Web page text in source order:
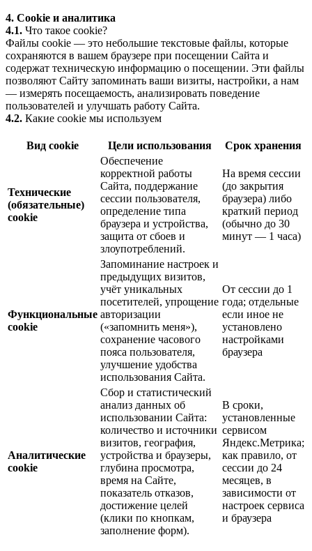
4. Cookie и аналитика
4.1. Что такое cookie?
Файлы cookie — это небольшие текстовые файлы, которые
сохраняются в вашем браузере при посещении Сайта и
содержат техническую информацию о посещении. Эти файлы
позволяют Сайту запоминать ваши визиты, настройки, а нам
— измерять посещаемость, анализировать поведение
пользователей и улучшать работу Сайта.
4.2. Какие cookie мы используем
Вид cookie Цели использования Срок хранения
Технические
(обязательные)
cookie
Обеспечение
корректной работы
Сайта, поддержание
сессии пользователя,
определение типа
браузера и устройства,
защита от сбоев и
злоупотреблений.
На время сессии
(до закрытия
браузера) либо
краткий период
(обычно до 30
минут — 1 часа)
Функциональные
cookie
Запоминание настроек и
предыдущих визитов,
учёт уникальных
посетителей, упрощение
авторизации
(«запомнить меня»),
сохранение часового
пояса пользователя,
улучшение удобства
использования Сайта.
От сессии до 1
года; отдельные
если иное не
установлено
настройками
браузера
Аналитические
cookie
Сбор и статистический
анализ данных об
использовании Сайта:
количество и источники
визитов, география,
устройства и браузеры,
глубина просмотра,
время на Сайте,
показатель отказов,
достижение целей
(клики по кнопкам,
заполнение форм).
В сроки,
установленные
сервисом
Яндекс.Метрика;
как правило, от
сессии до 24
месяцев, в
зависимости от
настроек сервиса
и браузера